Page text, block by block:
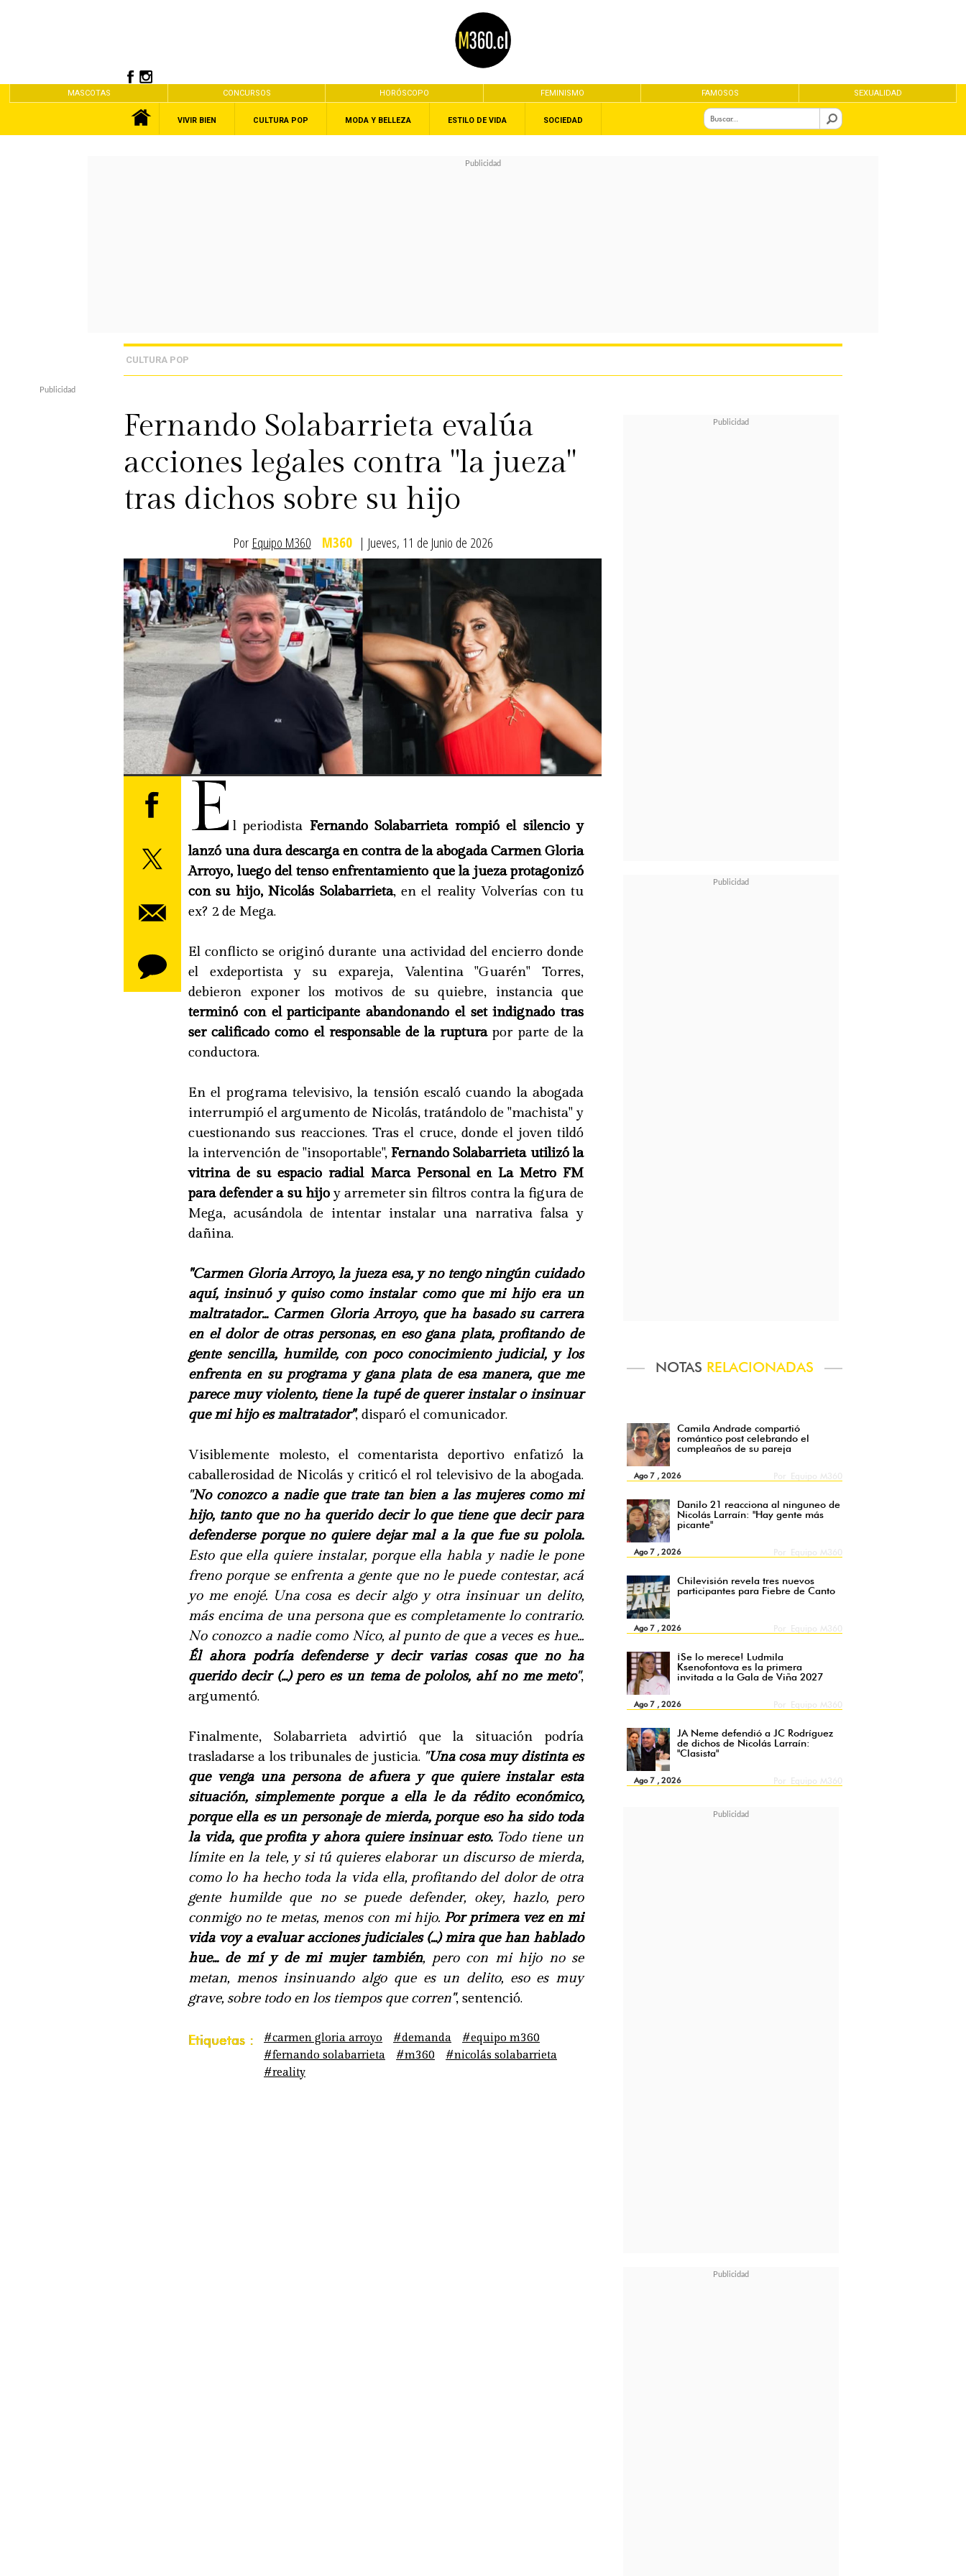
MASCOTAS CONCURSOS HORÓSCOPO FEMINISMO FAMOSOS SEXUALIDAD
VIVIR BIEN CULTURA POP MODA Y BELLEZA ESTILO DE VIDA SOCIEDAD
CULTURA POP
Fernando Solabarrieta evalúa
acciones legales contra "la jueza"
tras dichos sobre su hijo
Por Equipo M360 M360 | Jueves, 11 de Junio de 2026
NOTAS RELACIONADAS
Camila Andrade compartió
romántico post celebrando el
cumpleaños de su pareja
Ago 7 , 2026
Danilo 21 reacciona al ninguneo de
Nicolás Larraín: "Hay gente más
picante"
Ago 7 , 2026
Chilevisión revela tres nuevos
participantes para Fiebre de Canto
Ago 7 , 2026
¡Se lo merece! Ludmila
Ksenofontova es la primera
invitada a la Gala de Viña 2027
Ago 7 , 2026
JA Neme defendió a JC Rodríguez
de dichos de Nicolás Larraín:
"Clasista"
Ago 7 , 2026
E l periodista Fernando Solabarrieta rompió el silencio y
lanzó una dura descarga en contra de la abogada Carmen Gloria
Arroyo, luego del tenso enfrentamiento que la jueza protagonizó
con su hijo, Nicolás Solabarrieta, en el reality Volverías con tu
ex? 2 de Mega.
El conflicto se originó durante una actividad del encierro donde
el exdeportista y su expareja, Valentina "Guarén" Torres,
debieron exponer los motivos de su quiebre, instancia que
terminó con el participante abandonando el set indignado tras
ser calificado como el responsable de la rupturapor parte de la
conductora.
En el programa televisivo, la tensión escaló cuando la abogada
interrumpió el argumento de Nicolás, tratándolo de "machista" y
cuestionando sus reacciones. Tras el cruce, donde el joven tildó
la intervención de "insoportable",Fernando Solabarrieta utilizó la
vitrina de su espacio radial Marca Personal en La Metro FM
para defender a su hijoy arremeter sin filtros contra la figura de
Mega, acusándola de intentar instalar una narrativa falsa y
dañina.
"Carmen Gloria Arroyo, la jueza esa, y no tengo ningún cuidado
aquí, insinuó y quiso como instalar como que mi hijo era un
maltratador... Carmen Gloria Arroyo, que ha basado su carrera
en el dolor de otras personas, en eso gana plata, profitando de
gente sencilla, humilde, con poco conocimiento judicial, y los
enfrenta en su programa y gana plata de esa manera, que me
parece muy violento, tiene la tupé de querer instalar o insinuar
que mi hijo es maltratador", disparó el comunicador.
Visiblemente molesto, el comentarista deportivo enfatizó la
caballerosidad de Nicolás y criticó el rol televisivo de la abogada.
"No conozco a nadie que trate tan bien a las mujeres como mi
hijo, tanto que no ha querido decir lo que tiene que decir para
defenderse porque no quiere dejar mal a la que fue su polola.
Esto que ella quiere instalar, porque ella habla y nadie le pone
freno porque se enfrenta a gente que no le puede contestar, acá
yo me enojé. Una cosa es decir algo y otra insinuar un delito,
más encima de una persona que es completamente lo contrario.
No conozco a nadie como Nico, al punto de que a veces es hue...
Él ahora podría defenderse y decir varias cosas que no ha
querido decir (...) pero es un tema de pololos, ahí no me meto",
argumentó.
Finalmente, Solabarrieta advirtió que la situación podría
trasladarse a los tribunales de justicia. "Una cosa muy distinta es
que venga una persona de afuera y que quiere instalar esta
situación, simplemente porque a ella le da rédito económico,
porque ella es un personaje de mierda, porque eso ha sido toda
la vida, que profita y ahora quiere insinuar esto.Todo tiene un
límite en la tele, y si tú quieres elaborar un discurso de mierda,
como lo ha hecho toda la vida ella, profitando del dolor de otra
gente humilde que no se puede defender, okey, hazlo, pero
conmigo no te metas, menos con mi hijo. Por primera vez en mi
vida voy a evaluar acciones judiciales (...) mira que han hablado
hue... de mí y de mi mujer también, pero con mi hijo no se
metan, menos insinuando algo que es un delito, eso es muy
grave, sobre todo en los tiempos que corren", sentenció.
Etiquetas : #carmen gloria arroyo #demanda
#equipo m360
#fernando solabarrieta
#m360
#nicolás solabarrieta
#reality